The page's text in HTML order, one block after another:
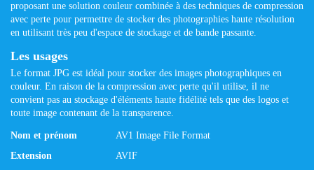
proposant une solution couleur combinée à des techniques de compression
avec perte pour permettre de stocker des photographies haute résolution
en utilisant très peu d'espace de stockage et de bande passante.
Les usages
Le format JPG est idéal pour stocker des images photographiques en
couleur. En raison de la compression avec perte qu'il utilise, il ne
convient pas au stockage d'éléments haute fidélité tels que des logos et
toute image contenant de la transparence.
Nom et prénom
AV1 Image File Format
Extension
AVIF